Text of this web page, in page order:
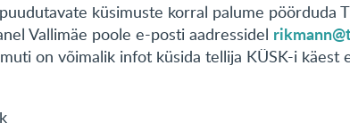
küsimuste korral palume pöörduda
Vallimäe poole e-posti aadressidel
on võimalik infot küsida tellija KÜSK-i käest